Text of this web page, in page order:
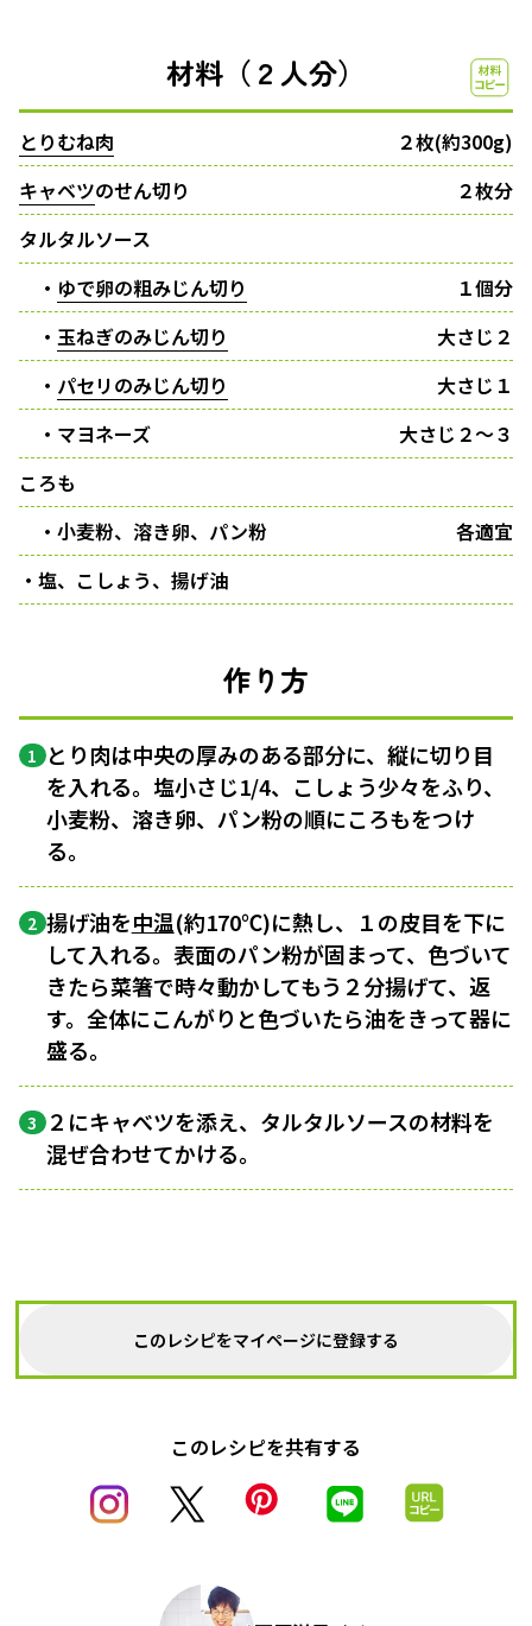
材料（２人分）
とりむね肉
２枚(約300g)
キャベツのせん切り
２枚分
タルタルソース
・ ゆで卵の粗みじん切り
１個分
・ 玉ねぎのみじん切り
大さじ２
・ パセリのみじん切り
大さじ１
・マヨネーズ
大さじ２〜３
ころも
・小麦粉、溶き卵、パン粉
各適宜
・塩、こしょう、揚げ油
作り方
1 とり肉は中央の厚みのある部分に、縦に切り目
を入れる。塩小さじ1/4、こしょう少々をふり、
小麦粉、溶き卵、パン粉の順にころもをつけ
る。
2 揚げ油を中温(約170℃)に熱し、１の皮目を下に
して入れる。表面のパン粉が固まって、色づいて
きたら菜箸で時々動かしてもう２分揚げて、返
す。全体にこんがりと色づいたら油をきって器に
盛る。
3 ２にキャべツを添え、タルタルソースの材料を
混ぜ合わせてかける。
このレシピをマイページに登録する
このレシピを共有する